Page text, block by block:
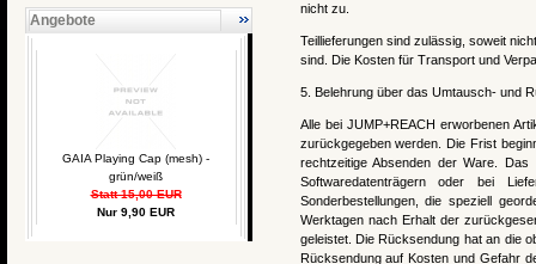
Angebote
GAIA Playing Cap (mesh) -
grün/weiß
Statt 15,00 EUR
Nur 9,90 EUR
nicht zu.
Teillieferungen sind zulässig, soweit
sind. Die Kosten für Transport und
5. Belehrung über das Umtausch- und
Alle bei JUMP+REACH erworbenen
zurückgegeben werden. Die Frist
rechtzeitige Absenden der Ware.
Softwaredatenträgern oder bei
Sonderbestellungen, die speziell
Werktagen nach Erhalt der
geleistet. Die Rücksendung hat an die
Rücksendung auf Kosten und Gefahr